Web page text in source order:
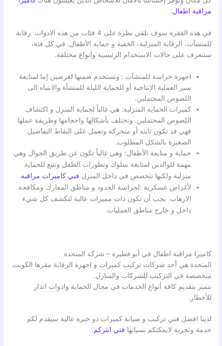
مراقبة اطفال.
في هذه الفقرة سوف نلقي نظرة على 4 فئات من هذه الادوات: رقابة
للمنشآت، الرقابة المنزلية، الخفية و حماية الأطفال. في كل فئة،
سنتعرف على حالات الاستخدام الرئيسية وأنواع مختلفة.
اجهزة حراسة للمنشآت : وتستخدم ضمنها لغرضين إما لمتابعة
سير العملية الإنتاجية أو للحماية الليلة للمنشأة والانتباه الى
اللصوص المحتملين.
كميرات الحماية المنزلية: هي غالباً لحماية المنزل و اكتشاف
اللصوص المحتملين. وتختلف بأشكالها واحجامها وطريقة عملها
فهي قد تكون ثابتة أو متحركة وتعمل على التقاط التفاصيل
الصغيرة بالشكل المطلوب.
حماية و متابعة الأطفال: وهي غالباً تكون عن طريق الجوال وهي
مهمة للوالدين لمتابعة سلوك وتطورات الطفل وتتبع للحماية
منزلية ولكنها تتخصص في داخل المنزل فني كاميرات مراقبه.
لأغراض عسكرية :لحراسة الحدود و مناطق المعارك ومكافحة
الارهاب. يجب أن تكون ذات مميزات عالية لتكشف كل شيء
داخل و خارج مناطق العمليات.
كاميرا مراقبة اطفال في أبو فطيرة – شركة المتحدة
المتحدة هي أحد شركات تركيب كميرات و اجهزة الرقابة مقرها الكويت
متخصصة في التركيب للشركات والمنازل.
نتميز بتقديم كافة أنواع الخدمات في مجال الحماية وادوات انذار
للأخطار.
لدينا افضل فني تركيب و صيانة كميرات ذو خبرة عالية سيقدم لكم
خدمة وتجربة لايمكنكم نسيانها فني انتركم.